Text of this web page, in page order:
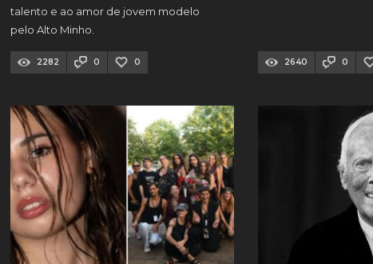
talento e ao amor de jovem modelo
pelo Alto Minho.
2282 0 0 2640 0